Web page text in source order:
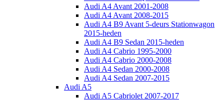
Audi A4 Avant 2001-2008
Audi A4 Avant 2008-2015
Audi A4 B9 Avant 5-deurs Stationwagon
2015-heden
Audi A4 B9 Sedan 2015-heden
Audi A4 Cabrio 1995-2000
Audi A4 Cabrio 2000-2008
Audi A4 Sedan 2000-2008
Audi A4 Sedan 2007-2015
Audi A5
Audi A5 Cabriolet 2007-2017